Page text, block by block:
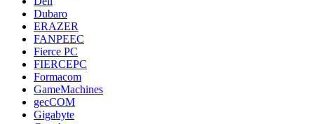
Dubaro
ERAZER
FANPEEC
Fierce PC
FIERCEPC
Formacom
GameMachines
gecCOM
Gigabyte